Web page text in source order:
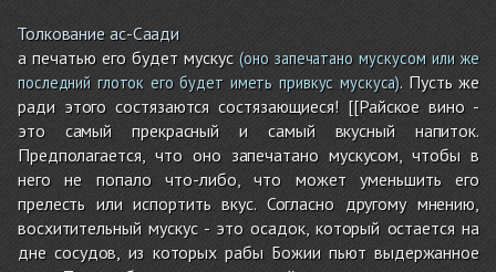
Толкование ас-Саади
а печатью его будет мускус(оно запечатано мускусом или же
последний глоток его будет иметь привкус мускуса). Пусть же
ради этого состязаются состязающиеся! [[Райское вино -
это самый прекрасный и самый вкусный напиток.
Предполагается, что оно запечатано мускусом, чтобы в
него не попало что-либо, что может уменьшить его
прелесть или испортить вкус. Согласно другому мнению,
восхитительный мускус - это осадок, который остается на
дне сосудов, из которых рабы Божии пьют выдержанное